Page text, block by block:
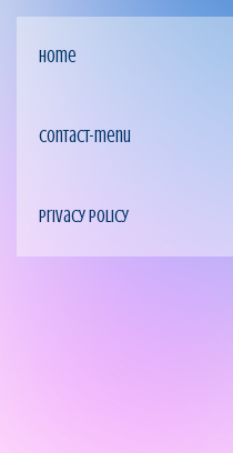
home
contact-menu
privacy policy